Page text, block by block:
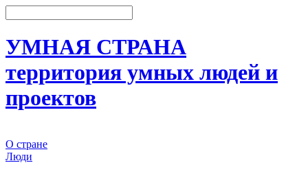
УМНАЯ СТРАНА
территория умных людей и
проектов
О стране
Люди